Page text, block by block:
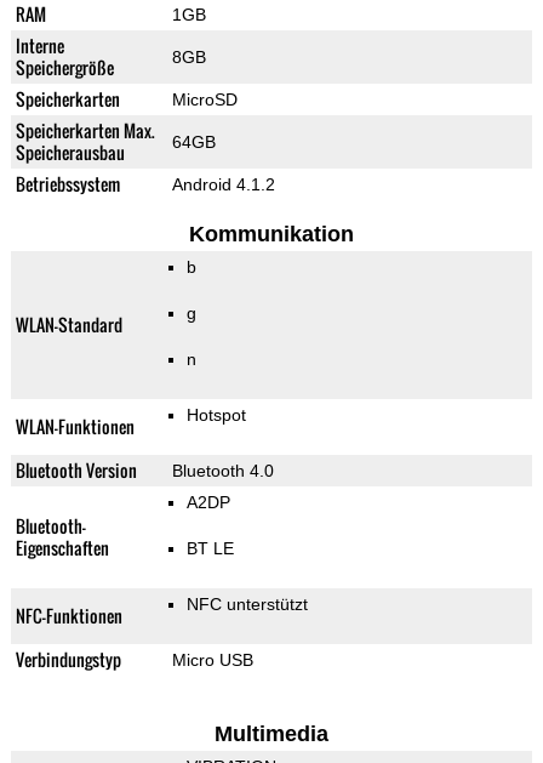
RAM 1GB
Interne
Speichergröße
8GB
Speicherkarten MicroSD
Speicherkarten Max.
Speicherausbau
64GB
Betriebssystem Android 4.1.2
Kommunikation
WLAN-Standard
b
g
n
WLAN-Funktionen Hotspot
Bluetooth Version Bluetooth 4.0
Bluetooth-
Eigenschaften
A2DP
BT LE
NFC-Funktionen NFC unterstützt
Verbindungstyp Micro USB
Multimedia